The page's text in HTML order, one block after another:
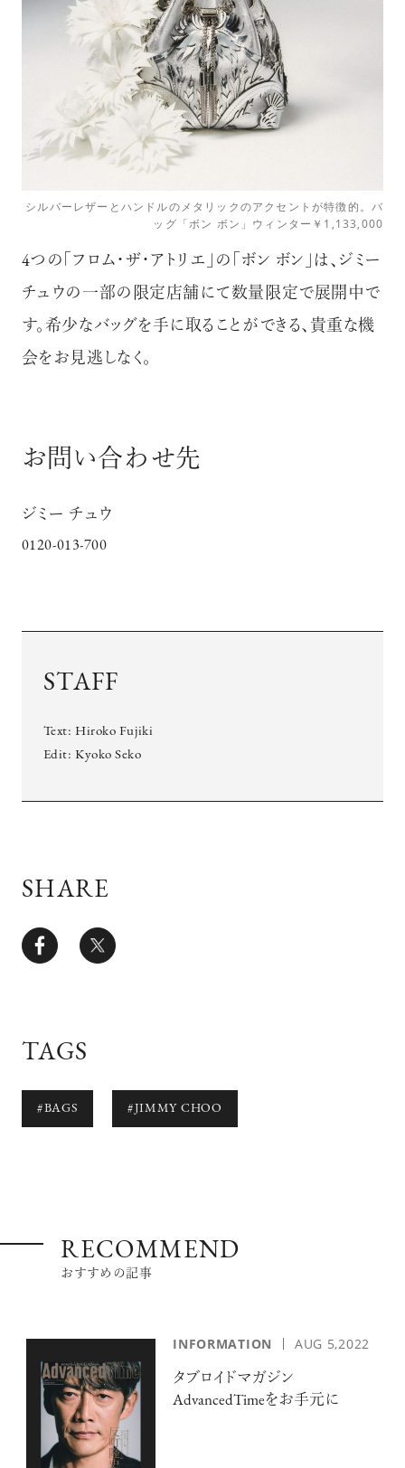
シルバーレザーとハンドルのメタリックのアクセントが特徴的。バ
ッグ「ボン ボン」ウィンター￥1,133,000
4つの「フロム・ザ・アトリエ」の「ボン ボン」は、ジミー
チュウの一部の限定店舗にて数量限定で展開中で
す。希少なバッグを手に取ることができる、貴重な機
会をお見逃しなく。
お問い合わせ先
ジミー チュウ
0120-013-700
STAFF
Text: Hiroko Fujiki
Edit: Kyoko Seko
SHARE
TAGS
#BAGS #JIMMY CHOO
RECOMMEND
おすすめの記事
INFORMATION AUG 5,2022
タブロイドマガジン
AdvancedTimeをお手元に